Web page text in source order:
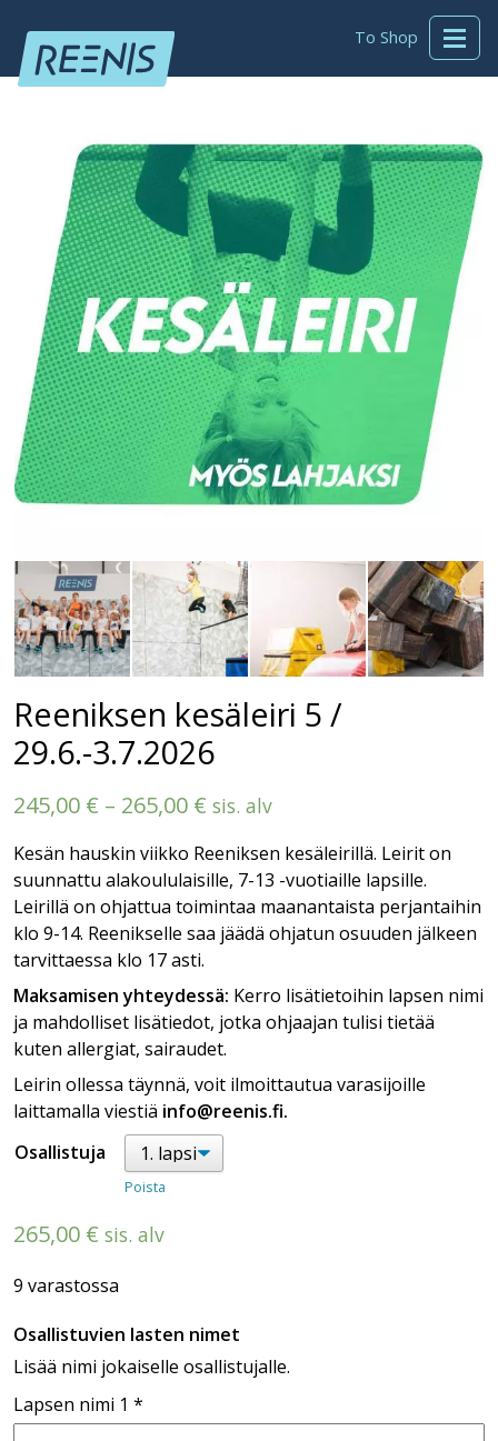
To Shop
Reeniksen kesäleiri 5 /
29.6.-3.7.2026
245,00 € – 265,00 € Hintaluokka:
-
265,00 €
sis. alv
Kesän hauskin viikko Reeniksen kesäleirillä. Leirit on
suunnattu alakoululaisille, 7-13 -vuotiaille lapsille.
Leirillä on ohjattua toimintaa maanantaista perjantaihin
klo 9-14. Reenikselle saa jäädä ohjatun osuuden jälkeen
tarvittaessa klo 17 asti.
Maksamisen yhteydessä: Kerro lisätietoihin lapsen nimi
ja mahdolliset lisätiedot, jotka ohjaajan tulisi tietää
kuten allergiat, sairaudet.
Leirin ollessa täynnä, voit ilmoittautua varasijoille
laittamalla viestiä info@reenis.fi.
Osallistuja
Poista
265,00 € sis. alv
9 varastossa
Osallistuvien lasten nimet
Lisää nimi jokaiselle osallistujalle.
Lapsen nimi 1 *